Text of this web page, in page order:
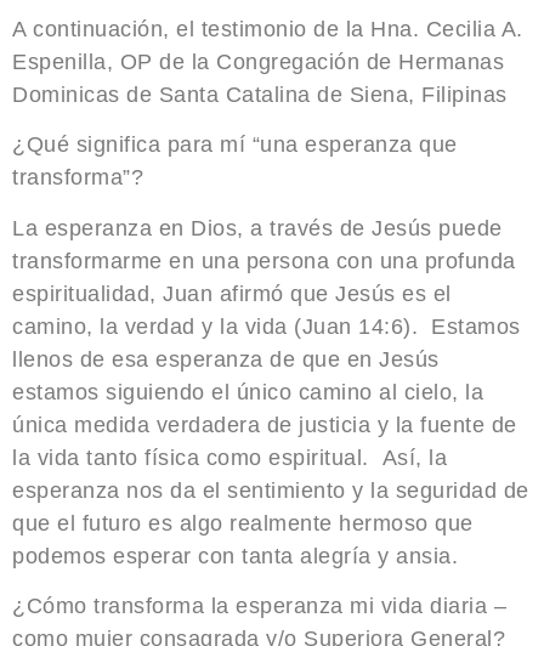
A continuación, el testimonio de la Hna. Cecilia A.
Espenilla, OP de la Congregación de Hermanas
Dominicas de Santa Catalina de Siena, Filipinas
¿Qué significa para mí “una esperanza que
transforma”?
La esperanza en Dios, a través de Jesús puede
transformarme en una persona con una profunda
espiritualidad, Juan afirmó que Jesús es el
camino, la verdad y la vida (Juan 14:6). Estamos
llenos de esa esperanza de que en Jesús
estamos siguiendo el único camino al cielo, la
única medida verdadera de justicia y la fuente de
la vida tanto física como espiritual. Así, la
esperanza nos da el sentimiento y la seguridad de
que el futuro es algo realmente hermoso que
podemos esperar con tanta alegría y ansia.
¿Cómo transforma la esperanza mi vida diaria –
como mujer consagrada y/o Superiora General?